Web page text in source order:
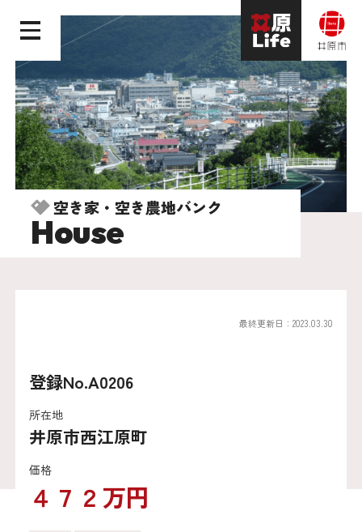
空き家・空き農地バンク
House
最終更新日：2023.03.30
登録No.A0206
所在地
井原市西江原町
価格
４７２万円